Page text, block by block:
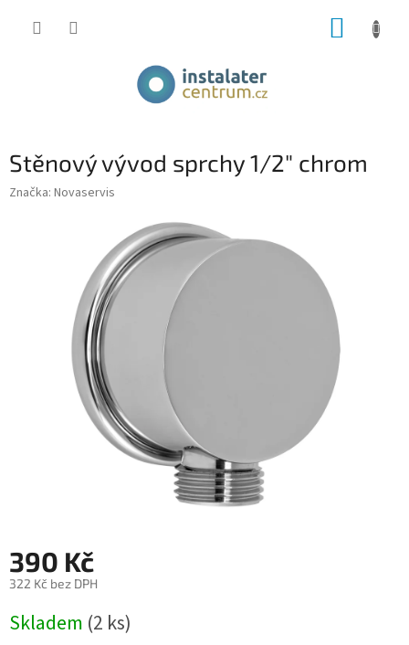
Stěnový vývod sprchy 1/2" chrom
Značka: Novaservis
390 Kč
322 Kč bez DPH
cena:
Skladem (2 ks)